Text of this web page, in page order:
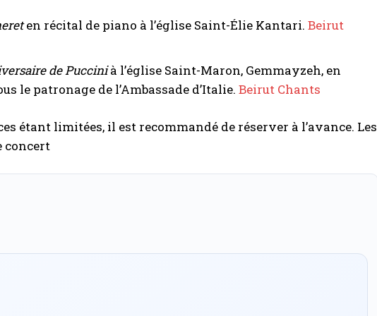
en récital de piano à l’église Saint-Élie Kantari. Beirut
de Puccinià l’église Saint-Maron, Gemmayzeh, en
le patronage de l’Ambassade d’Italie. Beirut Chants
étant limitées, il est recommandé de réserver à l’avance. Les